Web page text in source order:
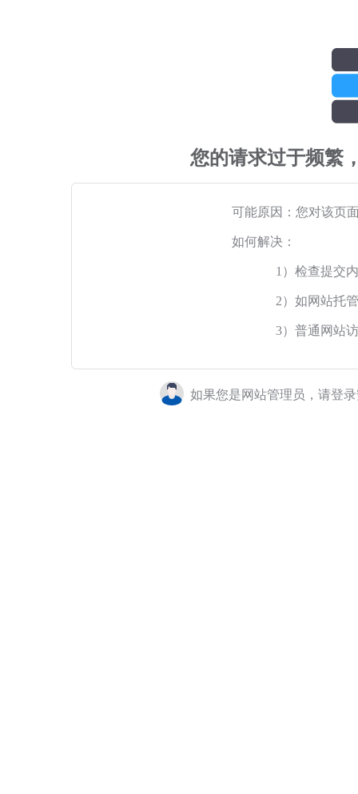
您的请求过于频繁
可能原因：您对该页
如何解决：
1）检查提交
2）如网站托
3）普通网站
如果您是网站管理员，请登